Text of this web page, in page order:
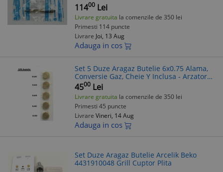
11400 Lei
Livrare gratuita la comenzile de 350 lei
Primesti 114 puncte
Livrare Joi, 13 Aug
Adauga in cos
Set 5 Duze Aragaz Butelie 6x0.75 Alama,
Conversie Gaz, Cheie Y Inclusa - Arzator
Mic, Mijlociu, Mare, Cuptor
4500 Lei
Livrare gratuita la comenzile de 350 lei
Primesti 45 puncte
Livrare Vineri, 14 Aug
Adauga in cos
Set Duze Aragaz Butelie Arcelik Beko
4431910048 Grill Cuptor Plita